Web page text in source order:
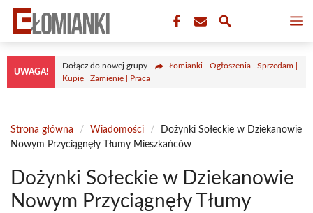
Przejdź
treści
UWAGA!
Dołącz do nowej grupy
Łomianki - Ogłoszenia | Sprzedam |
Kupię | Zamienię | Praca
Strona główna / Wiadomości /
Dożynki Sołeckie w Dziekanowie
Nowym Przyciągnęły Tłumy Mieszkańców
Dożynki Sołeckie w Dziekanowie
Nowym Przyciągnęły Tłumy